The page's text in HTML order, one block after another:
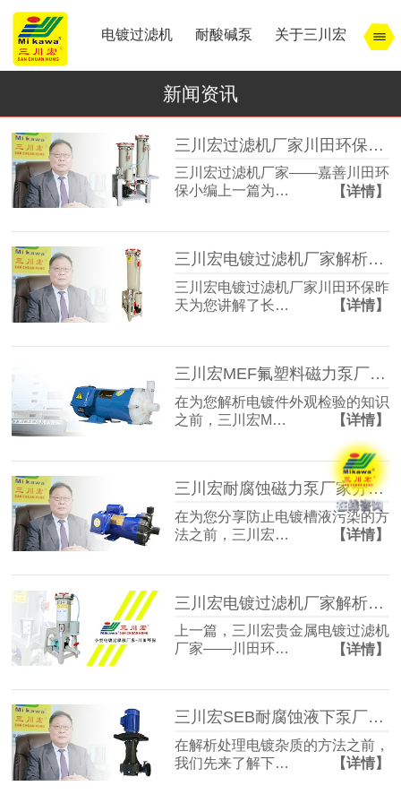
电镀过滤机 耐酸碱泵 关于三川宏
新闻资讯
三川宏过滤机厂家川田环保解析宁波余姚镇北工业园模式
三川宏过滤机厂家——嘉善川田环
保小编上一篇为…
【详情】
三川宏电镀过滤机厂家解析宁波余姚镇北工业园区的特点
三川宏电镀过滤机厂家川田环保昨
天为您讲解了长…
【详情】
三川宏MEF氟塑料磁力泵厂家解析电镀件外观检验的知识
在为您解析电镀件外观检验的知识
之前，三川宏M…
【详情】
三川宏耐腐蚀磁力泵厂家分享防止电镀槽液污染的方法
在为您分享防止电镀槽液污染的方
法之前，三川宏…
【详情】
三川宏电镀过滤机厂家解析电刷镀技术工艺流程
上一篇，三川宏贵金属电镀过滤机
厂家——川田环…
【详情】
三川宏SEB耐腐蚀液下泵厂家解析电镀杂质的处理方法
在解析处理电镀杂质的方法之前，
我们先来了解下…
【详情】